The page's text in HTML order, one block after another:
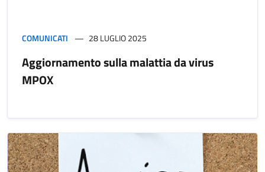
COMUNICATI 28 LUGLIO 2025
Aggiornamento sulla malattia da virus
MPOX